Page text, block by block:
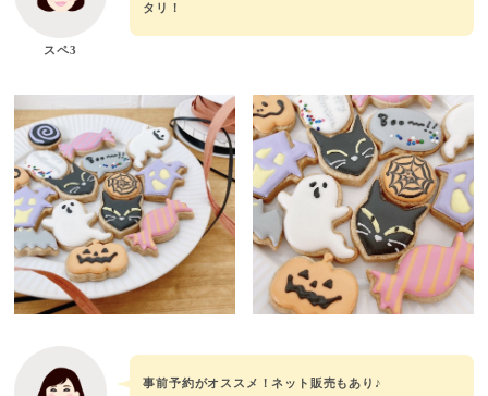
スペ3
タリ！
事前予約がオススメ！ネット販売もあり♪